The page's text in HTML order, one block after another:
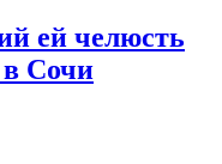
ей челюсть
в Сочи